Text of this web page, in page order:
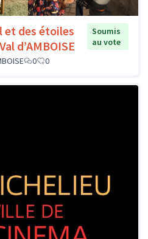
et des étoiles
d’AMBOISE
Soumis
au vote
0 0